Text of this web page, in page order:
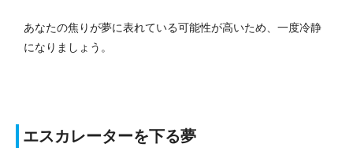
あなたの焦りが夢に表れている可能性が高いため、一度冷静
になりましょう。
エスカレーターを下る夢